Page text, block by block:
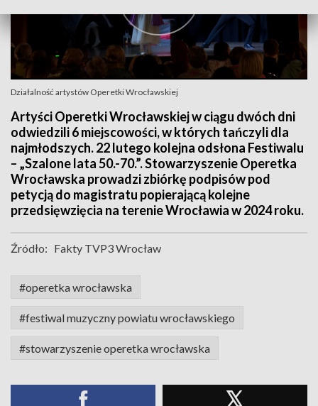
Działalność artystów Operetki Wrocławskiej
Artyści Operetki Wrocławskiej w ciągu dwóch dni
odwiedzili 6 miejscowości, w których tańczyli dla
najmłodszych. 22 lutego kolejna odsłona Festiwalu
– „Szalone lata 50.-70.”. Stowarzyszenie Operetka
Wrocławska prowadzi zbiórkę podpisów pod
petycją do magistratu popierającą kolejne
przedsięwzięcia na terenie Wrocławia w 2024 roku.
Źródło: Fakty TVP3 Wrocław
#operetka wrocławska
#festiwal muzyczny powiatu wrocławskiego
#stowarzyszenie operetka wrocławska